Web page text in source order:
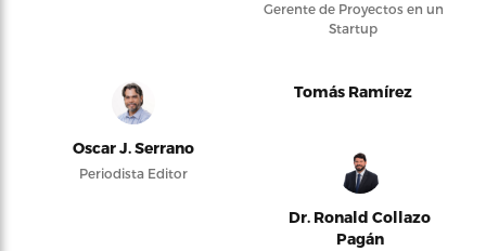
Gerente de Proyectos en un
Startup
Oscar J. Serrano
Periodista Editor
Tomás Ramírez
Dr. Ronald Collazo
Pagán